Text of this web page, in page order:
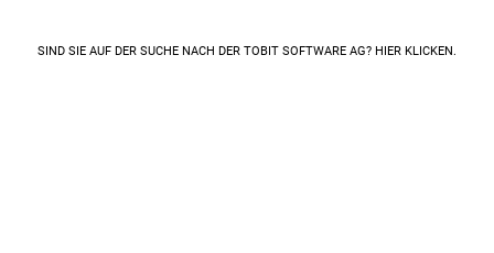
SIND SIE AUF DER SUCHE NACH DER TOBIT SOFTWARE AG? HIER KLICKEN.